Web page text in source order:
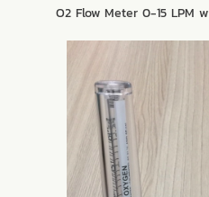
O2 Flow Meter 0-15 LPM